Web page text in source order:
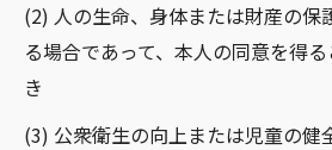
(2) 人の生命、身体または財産の保
る場合であって、本人の同意を得
き
(3) 公衆衛生の向上または児童の健